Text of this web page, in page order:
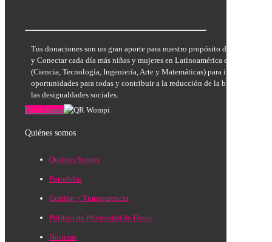
Tus donaciones son un gran aporte para nuestro propósito de Inspirar,
y Conectar cada día más niñas y mujeres en Latinoamérica en las áreas
(Ciencia, Tecnología, Ingeniería, Arte y Matemáticas) para incrementar
oportunidades para todas y contribuir a la reducción de la brecha de
las desigualdades sociales.
Dona Ahora
Quiénes somos
Quiénes Somos
Portafolio
Gestión y Transparencia
Política de Privacidad de Datos
Noticias